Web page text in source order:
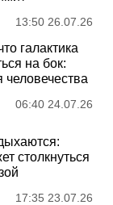
13:50 26.07.26
галактика
на бок:
человечества
06:40 24.07.26
столкнуться
17:35 23.07.26